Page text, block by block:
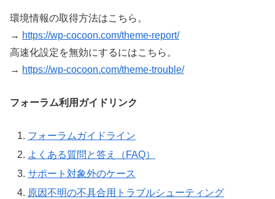
環境情報の取得方法はこちら。
→ https://wp-cocoon.com/theme-report/
高速化設定を無効にするにはこちら。
→ https://wp-cocoon.com/theme-trouble/
フォーラム利用ガイドリンク
フォーラムガイドライン
よくある質問と答え（FAQ）
サポート対象外のケース
原因不明の不具合用トラブルシューティング